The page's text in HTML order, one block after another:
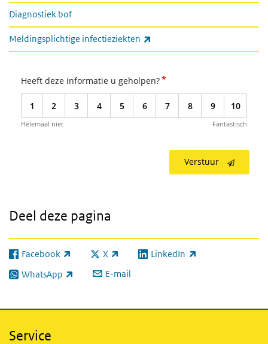
Diagnostiek bof
Meldingsplichtige infectieziekten
Heeft deze informatie u geholpen?*
1 2 3 4 5 6 7 8 9 10
Helemaal niet Fantastisch
Verstuur
Deel deze pagina
Facebook
(externe link) X
(externe link) LinkedIn
(externe link)
WhatsApp
(externe link) E-mail
Service